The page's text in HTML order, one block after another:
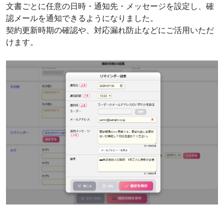
文書ごとに任意の日時・通知先・メッセージを設定し、確
認メールを通知できるようになりました。
契約更新時期の確認や、対応漏れ防止などにご活用いただ
けます。